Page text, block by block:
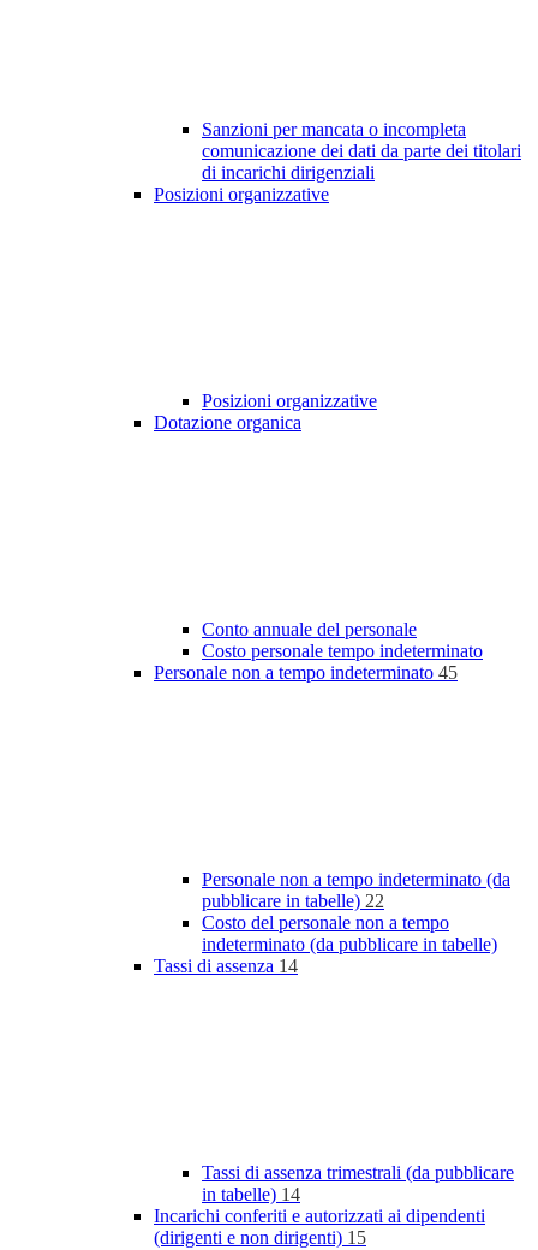
Sanzioni per mancata o incompleta
comunicazione dei dati da parte dei titolari
di incarichi dirigenziali
Posizioni organizzative
Posizioni organizzative
Dotazione organica
Conto annuale del personale
Costo personale tempo indeterminato
Personale non a tempo indeterminato 45
Personale non a tempo indeterminato (da
pubblicare in tabelle) 22
Costo del personale non a tempo
indeterminato (da pubblicare in tabelle)
Tassi di assenza 14
Tassi di assenza trimestrali (da pubblicare
in tabelle) 14
Incarichi conferiti e autorizzati ai dipendenti
(dirigenti e non dirigenti) 15